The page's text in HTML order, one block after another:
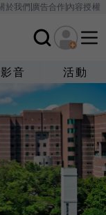
於我們廣告合作內容授權
影音 活動